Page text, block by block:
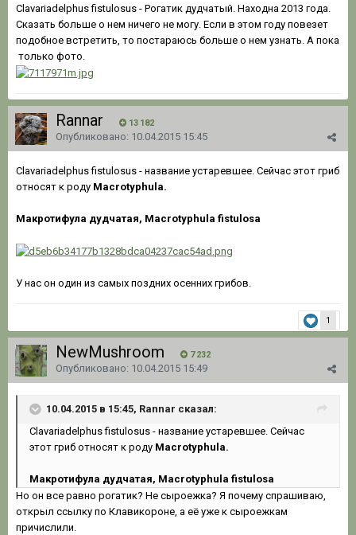
Clavariadelphus fistulosus - Рогатик дудчатый. Находна 2013 года.
Сказать больше о нем ничего не могу. Если в этом году повезет
подобное встретить, то постараюсь больше о нем узнать. А пока
только фото.
Rannar 13 182
Опубликовано: 10.04.2015 15:45
Clavariadelphus fistulosus - название устаревшее. Сейчас этот гриб
относят к роду Macrotyphula.
Макротифула дудчатая, Macrotyphula fistulosa
У нас он один из самых поздних осенних грибов.
1
NewMushroom 7 232
Опубликовано: 10.04.2015 15:49
10.04.2015 в 15:45, Rannar сказал:
Clavariadelphus fistulosus - название устаревшее. Сейчас
этот гриб относят к роду Macrotyphula.
Макротифула дудчатая, Macrotyphula fistulosa
Но он все равно рогатик? Не сыроежка? Я почему спрашиваю,
открыл ссылку по Клавикороне, а её уже к сыроежкам
причислили.